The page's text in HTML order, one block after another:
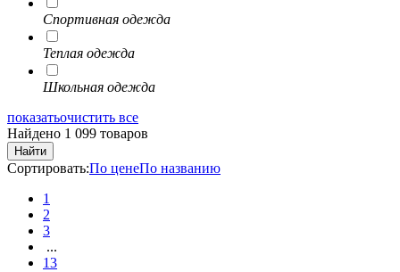
Спортивная одежда
Теплая одежда
Школьная одежда
показатьочистить все
Найдено 1 099 товаров
Найти
Сортировать:По ценеПо названию
1
2
3
...
13